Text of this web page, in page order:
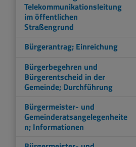
Telekommunikationsleitung
im öffentlichen
Straßengrund
Bürgerantrag; Einreichung
Bürgerbegehren und
Bürgerentscheid in der
Gemeinde; Durchführung
Bürgermeister- und
Gemeinderatsangelegenheite
n; Informationen